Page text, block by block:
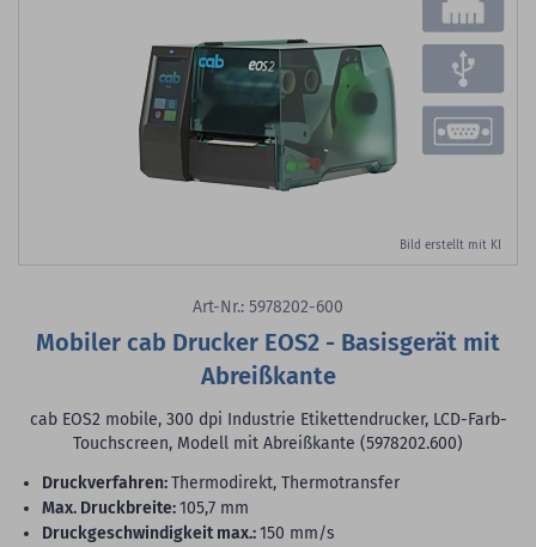
Bild erstellt mit KI
Art-Nr.: 5978202-600
Mobiler cab Drucker EOS2 - Basisgerät mit
Abreißkante
cab EOS2 mobile, 300 dpi Industrie Etikettendrucker, LCD-Farb-
Touchscreen, Modell mit Abreißkante (5978202.600)
Druckverfahren:Thermodirekt, Thermotransfer
max. Druckbreite:105,7 mm
Druckgeschwindigkeit max.:150 mm/s